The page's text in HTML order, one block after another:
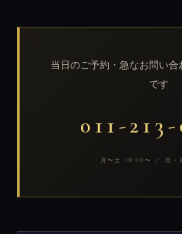
当日のご予約・急なお問い合
です
011-
月〜土 18:00〜 ／ 日・